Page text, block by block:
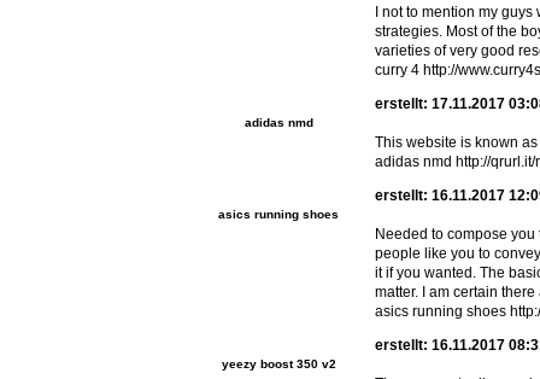
I not to mention my
strategies. Most of the
varieties of very good
curry 4 http://
adidas nmd
erstellt: 17.11.2017
This website is known
adidas nmd http://qrurl.it/
asics running shoes
erstellt: 16.11.2017
Needed to compose
people like you to
it if you wanted. The
matter. I am certain
asics running shoes
yeezy boost 350 v2
erstellt: 16.11.2017